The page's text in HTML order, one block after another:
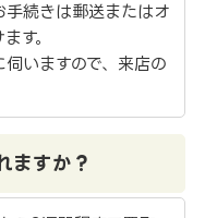
続きは郵送またはオ
す。
いますので、来店の
ますか？